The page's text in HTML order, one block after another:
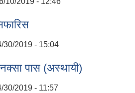
30/2019 - 15:04
पास (अस्थायी)
30/2019 - 11:57